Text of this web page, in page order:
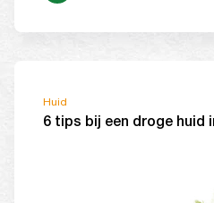
Huid
6 tips bij een droge huid